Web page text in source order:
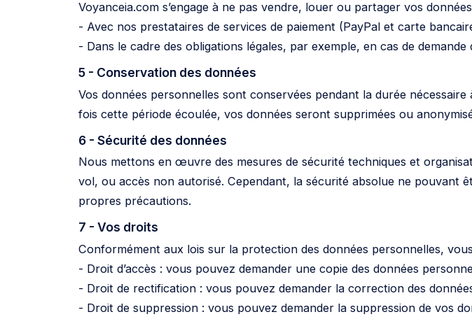
Voyanceia.com s’engage à ne pas vendre, louer ou partager vos
- Avec nos prestataires de services de paiement (PayPal et carte
- Dans le cadre des obligations légales, par exemple, en cas de demande
5 - Conservation des données
Vos données personnelles sont conservées pendant la durée
fois cette période écoulée, vos données seront supprimées ou
6 - Sécurité des données
Nous mettons en œuvre des mesures de sécurité techniques et
vol, ou accès non autorisé. Cependant, la sécurité absolue ne pouvant
propres précautions.
7 - Vos droits
Conformément aux lois sur la protection des données personnelles,
- Droit d’accès : vous pouvez demander une copie des données
- Droit de rectification : vous pouvez demander la correction des
- Droit de suppression : vous pouvez demander la suppression de vos